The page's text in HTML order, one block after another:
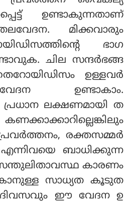
ഉണ്ടാകുന്നതാണ്
മിക്കവാരും
ഭാ​ഗ
ചില സന്ദർഭങ്ങ
ഉള്ളവർ
ഉണ്ടാകാം.
ലക്ഷണമായി ത
രക്തസമ്മർ
എന്നിവയെ ബാധിക്കുന്ന
കാരണം
സാധ്യത കൂടുത
ദിവസവും ഈ വേദന ഉ